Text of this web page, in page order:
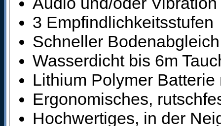
3 Empfindlichkeitsstufen
Schneller Bodenabgleich
Wasserdicht bis 6m
Lithium Polymer
Ergonomisches,
Hochwertiges, in der